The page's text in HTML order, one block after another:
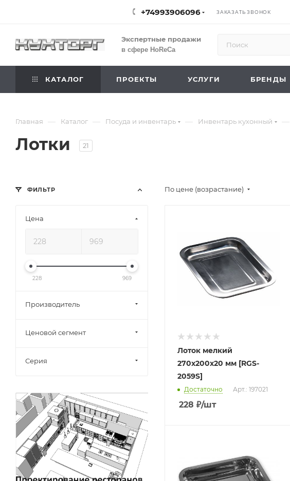
+74993906096 ЗАКАЗАТЬ ЗВОНОК
Экспертные продажи
в сфере HoReCa
КАТАЛОГ ПРОЕКТЫ УСЛУГИ БРЕНДЫ
Главная — Каталог — Посуда и инвентарь — Инвентарь кухонный —
Лотки 21
По цене (возрастание)
Лоток мелкий
270х200х20 мм [RGS-
2059S]
Достаточно Арт.: 197021
228 ₽/шт
ФИЛЬТР
Цена
228 969
Производитель
Ценовой сегмент
Серия